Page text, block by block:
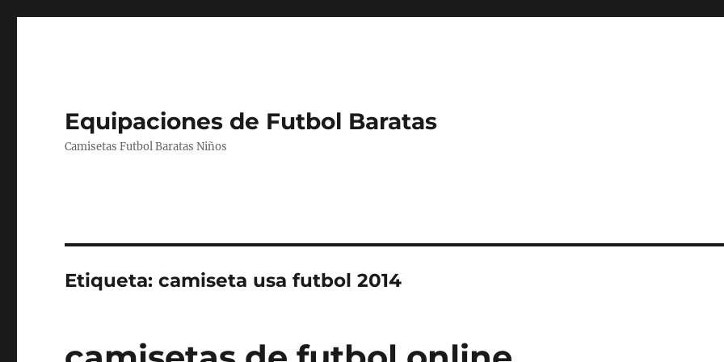
Equipaciones de Futbol Baratas
Camisetas Futbol Baratas Niños
Etiqueta:camiseta usa futbol 2014